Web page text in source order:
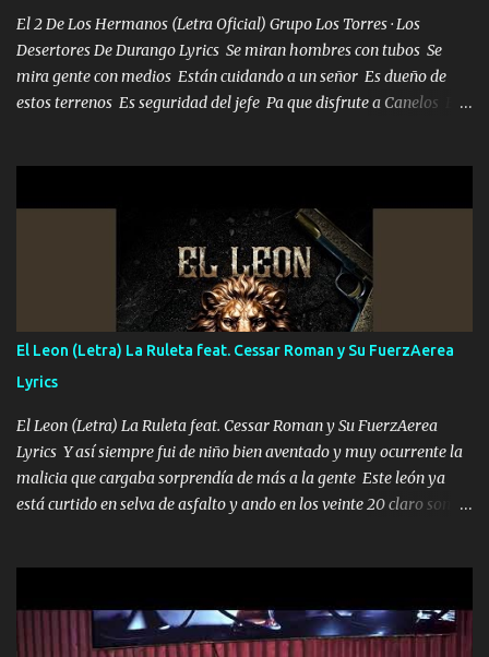
mueven solo por el interés P...
El 2 De Los Hermanos (Letra Oficial) Grupo Los Torres · Los
Desertores De Durango Lyrics Se miran hombres con tubos Se
mira gente con medios Están cuidando a un señor Es dueño de
estos terrenos Es seguridad del jefe Pa que disfrute a Canelos Es
ni tampoco las mujeres porque es platica de grandes por eso hay
que estar alegres doy las instrucciones para atender los deberes
Música Si es que salta algún problema de confianza tengo gente
ahí está el Hombre Cuarenta y también Pariente 7 arreglan
cualquier problema no más es cuestión que ordené NOS HACE
FALTA UN HERMANO DE CLAVE ERA EL 24 SIEMPRE FUE UN
HOMBRE VALIENTE POR ALGO M'URIÓ PELEAND0 SIEMPRE
VIO POR LA FAMILIA PARA QUE SIGA EL LEGADO Es el DOS de
los HERMANOS un cerebro inteligente y com...
El Leon (Letra) La Ruleta feat. Cessar Roman y Su FuerzAerea
Lyrics
El Leon (Letra) La Ruleta feat. Cessar Roman y Su FuerzAerea
Lyrics Y así siempre fui de niño bien aventado y muy ocurrente la
malicia que cargaba sorprendía de más a la gente Este león ya
está curtido en selva de asfalto y ando en los veinte 20 claro son
pa más pues hay charola les voy a dar hasta topar pues no hay de
otra Música Surcando bien mi camino voy por mi línea no veo a